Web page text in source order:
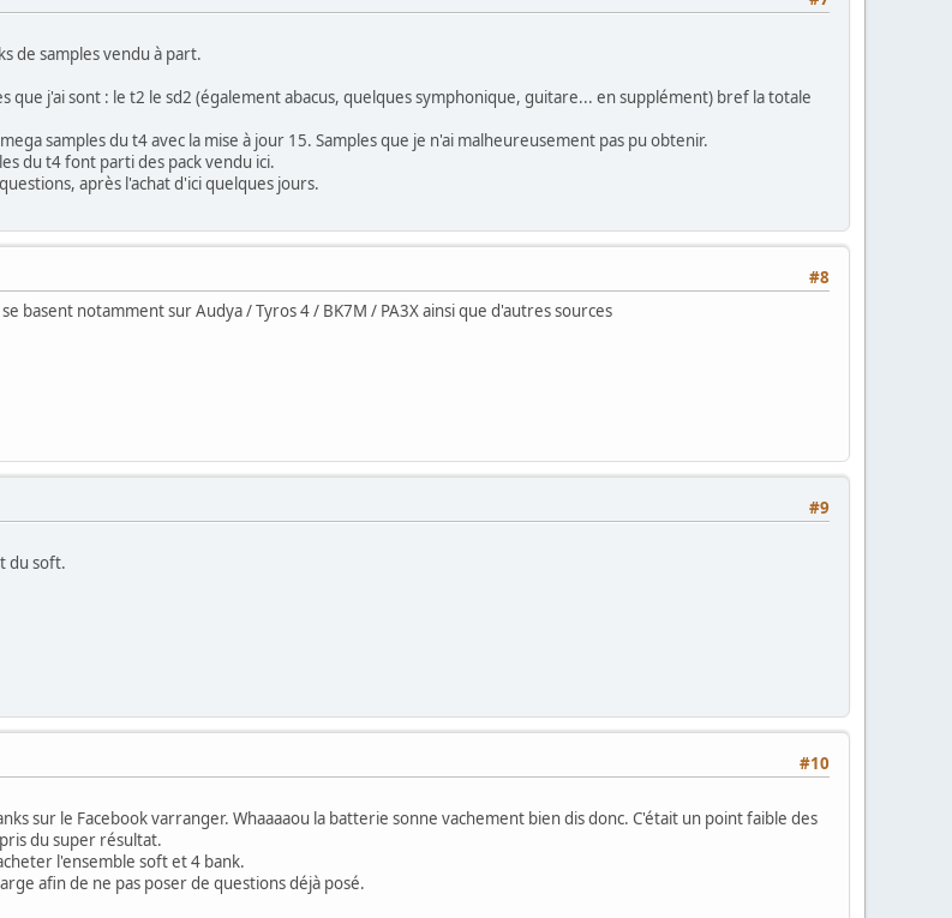
de samples vendu à part.
que j'ai sont : le t2 le sd2 (également abacus, quelques symphonique, guitare... en supplément) bref la totale
samples du t4 avec la mise à jour 15. Samples que je n'ai malheureusement pas pu obtenir.
du t4 font parti des pack vendu ici.
après l'achat d'ici quelques jours.
#8
basent notamment sur Audya / Tyros 4 / BK7M / PA3X ainsi que d'autres sources
#9
du soft.
#10
sur le Facebook varranger. Whaaaaou la batterie sonne vachement bien dis donc. C'était un point faible des
du super résultat.
l'ensemble soft et 4 bank.
afin de ne pas poser de questions déjà posé.